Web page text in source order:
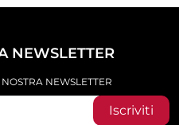
NEWSLETTER
NEWSLETTER
Iscriviti